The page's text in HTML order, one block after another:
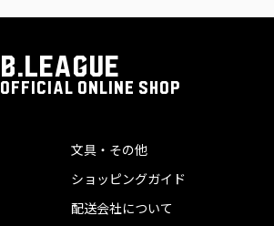
B.LEAGUE
OFFICIAL ONLINE SHOP
文具・その他
ショッピングガイド
配送会社について